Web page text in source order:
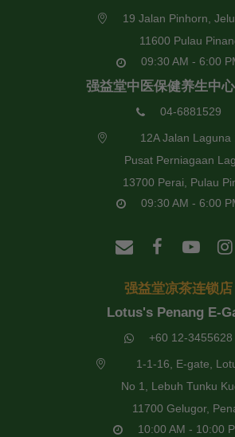
19 Jalan Pinhorn,
11600 Pulau
09:30 AM - 6:00
强益堂中医保健养生中
04-6881529
12A Jalan Laguna
Pusat Perniagaan
13700 Perai, Pulau
09:30 AM - 6:00
强益堂凉茶连锁店
Lotus's Penang E-
+60 12-3455628
1-1-16, E-gate,
No 1, Lebuh Tunku
11700 Gelugor,
10:00 AM - 10:00